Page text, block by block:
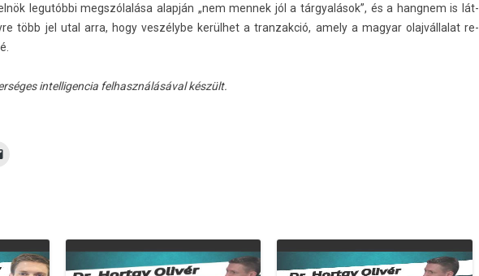
legutóbbi megszólalása alapján „nem men­nek jól a tárgyalások”, és a han­gnem is lát­
több jel utal arra, hogy veszélybe kerülhet a tran­zakció, amely a magyar olaj­vállalat re­
in­tel­ligen­cia fel­használásáv­al készült.